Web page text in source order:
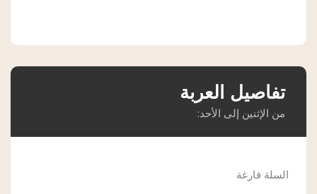
تفاصيل العربة
من الإثنين إلى الأحد:
السلة فارغة